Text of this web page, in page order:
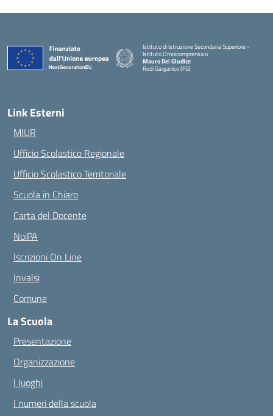
Istituto di Istruzione Secondaria Superiore -
Istituto Omnicomprensivo
Mauro Del Giudice
Rodi Garganico (FG)
— Visita la pagina iniziale della scuola
Link Esterni
MIUR
Ufficio Scolastico Regionale
Ufficio Scolastico Territoriale
Scuola in Chiaro
Carta del Docente
NoiPA
Iscrizioni On Line
Invalsi
Comune
La Scuola
Presentazione
Organizzazione
I luoghi
I numeri della scuola